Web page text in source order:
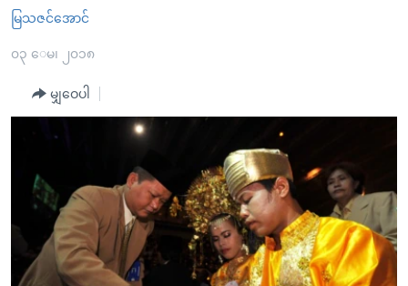
များ
ပင်မ
အ
စာမျက်နှာ
နိုင်ငံတကာ
အစ္စရေး-ပါလက်စတိုင်း
ဗွီဒီယို
အင်္ဂလိပ်စာလေ့လာမယ်
အမေရိကန်သုံးအီဒီယံ
မကြေးမုံရဲ့ အင်္ဂလိပ်စာ
ရုပ်ရှင်ထဲက အင်္ဂလိပ်စာ
သုတပဒေသာ အင်္ဂလိပ်စာ
အပတ်စဉ်ကဏ္ဍများ
ရေဒီယို
တီဗွီ
ရေဒီယိုနှင့်ရုပ်သံ အချက်အလက်များ
ရေဒီယို/တီဗွီအစီအစဉ်
Learning English
မြသဇင်အောင်
၀၃ ေမ၊ ၂၀၁၈
မျှဝေပါ